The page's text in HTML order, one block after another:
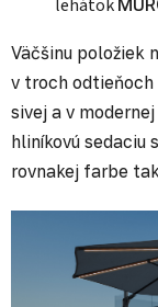
lehátok
Väčšinu položiek
v troch odtieňoch
sivej a v
hliníkovú sedaciu
rovnakej farbe